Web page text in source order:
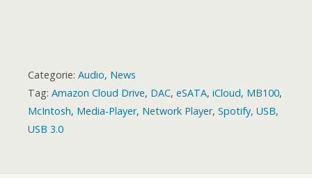
Categorie: Audio, News
Tag: Amazon Cloud Drive, DAC, eSATA, iCloud, MB100,
McIntosh, Media-Player, Network Player, Spotify, USB,
USB 3.0